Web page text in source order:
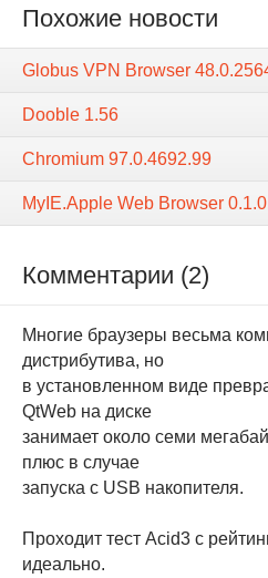
Похожие новости
Globus VPN Browser
Dooble 1.56
Chromium 97.0.4692.99
MyIE.Apple Web Browser
Комментарии (2)
Многие браузеры весьма
дистрибутива, но
в установленном виде
QtWeb на диске
занимает около семи
плюс в случае
запуска с USB накопителя.
Проходит тест Acid3 с
идеально.